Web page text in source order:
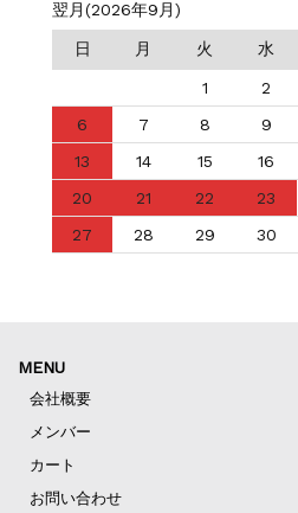
翌月(2026年9月)
日 月 火 水
1 2
6
7 8 9
13
14 15 16
20
21 22 23
27
28 29 30
MENU
会社概要
メンバー
カート
お問い合わせ